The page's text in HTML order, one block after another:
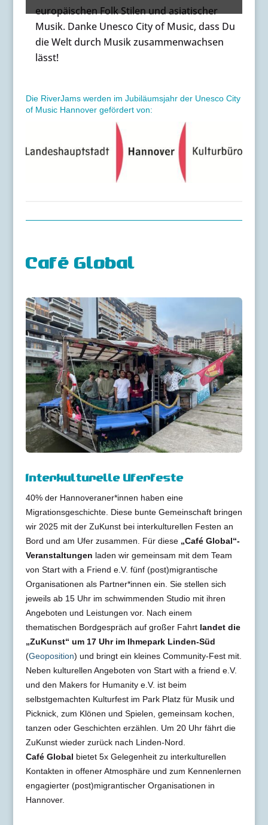
europäischen Folk Stilen und asiatischer
Musik. Danke Unesco City of Music, dass Du
die Welt durch Musik zusammenwachsen
lässt!
Die RiverJams werden im Jubiläumsjahr der Unesco City
of Music Hannover gefördert von:
Café Global
Interkulturelle Uferfeste
40% der Hannoveraner*innen haben eine
Migrationsgeschichte. Diese bunte Gemeinschaft bringen
wir 2025 mit der ZuKunst bei interkulturellen Festen an
Bord und am Ufer zusammen. Für diese „Café Global“-
Veranstaltungen laden wir gemeinsam mit dem Team
von Start with a Friend e.V. fünf (post)migrantische
Organisationen als Partner*innen ein. Sie stellen sich
jeweils ab 15 Uhr im schwimmenden Studio mit ihren
Angeboten und Leistungen vor. Nach einem
thematischen Bordgespräch auf großer Fahrt landet die
„ZuKunst“ um 17 Uhr im Ihmepark Linden-Süd
(Geoposition) und bringt ein kleines Community-Fest mit.
Neben kulturellen Angeboten von Start with a friend e.V.
und den Makers for Humanity e.V. ist beim
selbstgemachten Kulturfest im Park Platz für Musik und
Picknick, zum Klönen und Spielen, gemeinsam kochen,
tanzen oder Geschichten erzählen. Um 20 Uhr fährt die
ZuKunst wieder zurück nach Linden-Nord.
Café Global bietet 5x Gelegenheit zu interkulturellen
Kontakten in offener Atmosphäre und zum Kennenlernen
engagierter (post)migrantischer Organisationen in
Hannover.